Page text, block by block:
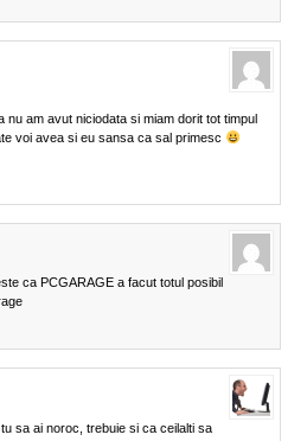
nu am avut niciodata si miam dorit tot timpul
voi avea si eu sansa ca sal primesc
ca PCGARAGE a facut totul posibil
sa ai noroc, trebuie si ca ceilalti sa